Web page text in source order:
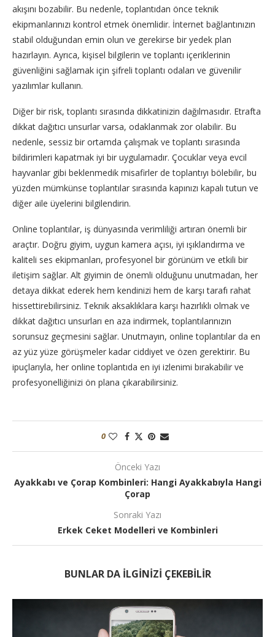
akışını bozabilir. Bu nedenle, toplantıdan önce teknik
ekipmanlarınızı kontrol etmek önemlidir. İnternet bağlantınızın
stabil olduğundan emin olun ve gerekirse bir yedek plan
hazırlayın. Ayrıca, kişisel bilgilerin ve toplantı içeriklerinin
güvenliğini sağlamak için şifreli toplantı odaları ve güvenilir
yazılımlar kullanın.
Diğer bir risk, toplantı sırasında dikkatinizin dağılmasıdır. Etrafta
dikkat dağıtıcı unsurlar varsa, odaklanmak zor olabilir. Bu
nedenle, sessiz bir ortamda çalışmak ve toplantı sırasında
bildirimleri kapatmak iyi bir uygulamadır. Çocuklar veya evcil
hayvanlar gibi beklenmedik misafirler de toplantıyı bölebilir, bu
yüzden mümkünse toplantılar sırasında kapınızı kapalı tutun ve
diğer aile üyelerini bilgilendirin.
Online toplantılar, iş dünyasında verimliliği artıran önemli bir
araçtır. Doğru giyim, uygun kamera açısı, iyi ışıklandırma ve
kaliteli ses ekipmanları, profesyonel bir görünüm ve etkili bir
iletişim sağlar. Alt giyimin de önemli olduğunu unutmadan, her
detaya dikkat ederek hem kendinizi hem de karşı tarafı rahat
hissettirebilirsiniz. Teknik aksaklıklara karşı hazırlıklı olmak ve
dikkat dağıtıcı unsurları en aza indirmek, toplantılarınızın
sorunsuz geçmesini sağlar. Unutmayın, online toplantılar da en
az yüz yüze görüşmeler kadar ciddiyet ve özen gerektirir. Bu
ipuçlarıyla, her online toplantıda en iyi izlenimi bırakabilir ve
profesyonelliğinizi ön plana çıkarabilirsiniz.
0
Önceki Yazı
Ayakkabı ve Çorap Kombinleri: Hangi Ayakkabıyla Hangi
Çorap
Sonraki Yazı
Erkek Ceket Modelleri ve Kombinleri
BUNLAR DA ILGINIZI ÇEKEBILIR